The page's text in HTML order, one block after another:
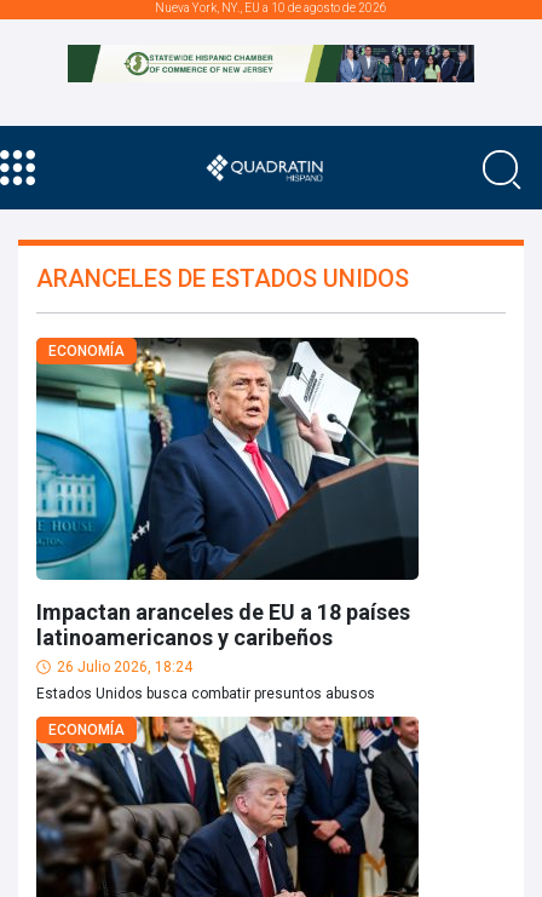
Nueva York, NY., EU a 10 de agosto de 2026
ARANCELES DE ESTADOS UNIDOS
ECONOMÍA
Impactan aranceles de EU a 18 países
latinoamericanos y caribeños
26 Julio 2026, 18:24
Estados Unidos busca combatir presuntos abusos
ECONOMÍA